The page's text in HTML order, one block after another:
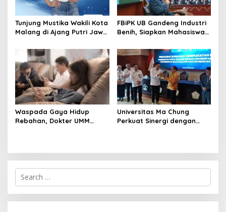
Tunjung Mustika Wakili Kota
Malang di Ajang Putri Jawa
Beri Dukungan Melalui
Instagram
FBiPK UB Gandeng Industri
Benih, Siapkan Mahasiswa
Waspada Gaya Hidup
Rebahan, Dokter UMM
Universitas Ma Chung
Perkuat Sinergi dengan
S
r